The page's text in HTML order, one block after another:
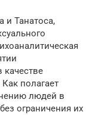
и Танатоса,
качестве
полагает
людей в
ограничения их